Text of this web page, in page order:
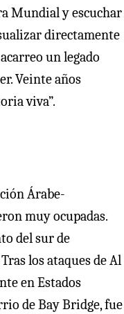
Mundial y escuchar
directamente
un legado
Veinte años
viva”.
Árabe-
muy ocupadas.
del sur de
los ataques de Al
en Estados
de Bay Bridge, fue